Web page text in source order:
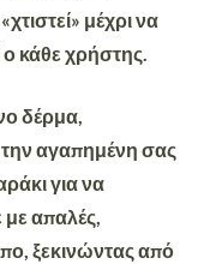
μέχρι να
κάθε χρήστης.
δέρμα,
αγαπημένη σας
για να
απαλές,
ξεκινώντας από